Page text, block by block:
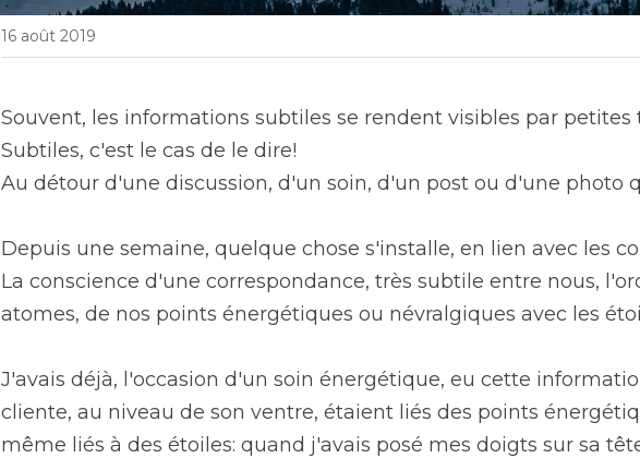
16 août 2019
Souvent, les informations subtiles se rendent visibles par petites
Subtiles, c'est le cas de le dire!
Au détour d'une discussion, d'un soin, d'un post ou d'une photo
Depuis une semaine, quelque chose s'installe, en lien avec les
La conscience d'une correspondance, très subtile entre nous,
atomes, de nos points énergétiques ou névralgiques avec les
J'avais déjà, l'occasion d'un soin énergétique, eu cette
cliente, au niveau de son ventre, étaient liés des points
même liés à des étoiles: quand j'avais posé mes doigts sur sa